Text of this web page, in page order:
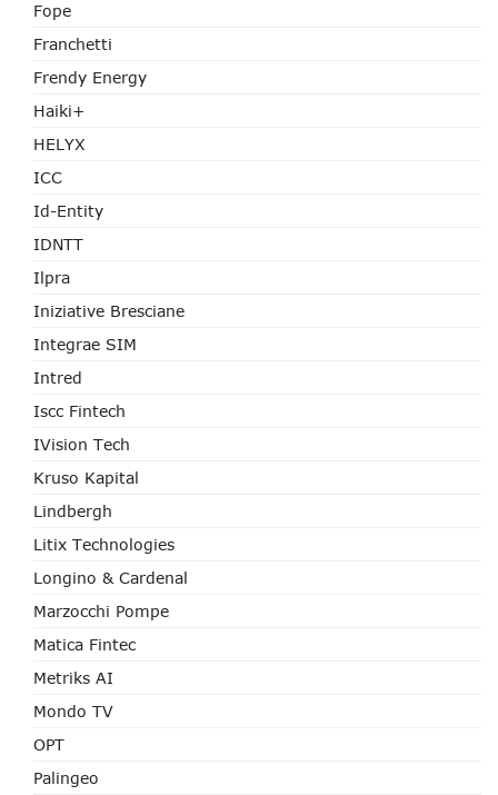
Fope
Franchetti
Frendy Energy
Haiki+
HELYX
ICC
Id-Entity
IDNTT
Ilpra
Iniziative Bresciane
Integrae SIM
Intred
Iscc Fintech
IVision Tech
Kruso Kapital
Lindbergh
Litix Technologies
Longino & Cardenal
Marzocchi Pompe
Matica Fintec
Metriks AI
Mondo TV
OPT
Palingeo